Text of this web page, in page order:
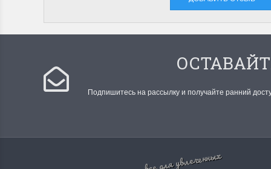
Подпишитесь на рассылку и получайте ранний
все для увлеченных